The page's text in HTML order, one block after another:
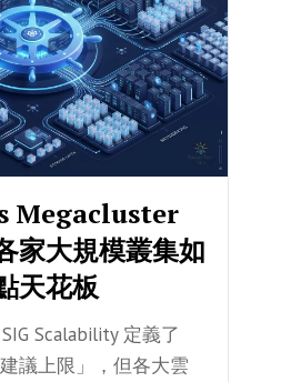
Megacluster
家大規模叢集如
天花板
Scalability 定義了
議上限」，但各大雲